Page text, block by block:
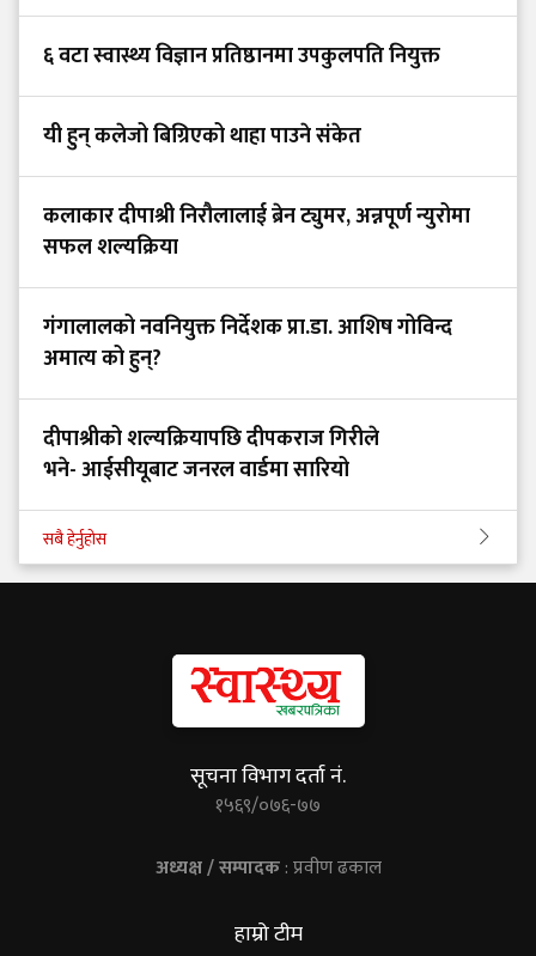
६ वटा स्वास्थ्य विज्ञान प्रतिष्ठानमा उपकुलपति नियुक्त
यी हुन् कलेजो बिग्रिएको थाहा पाउने संकेत
कलाकार दीपाश्री निरौलालाई ब्रेन ट्युमर, अन्नपूर्ण न्युरोमा
सफल शल्यक्रिया
गंगालालको नवनियुक्त निर्देशक प्रा.डा. आशिष गोविन्द
अमात्य को हुन्?
दीपाश्रीको शल्यक्रियापछि दीपकराज गिरीले
भने- आईसीयूबाट जनरल वार्डमा सारियो
सबै हेर्नुहोस
सूचना विभाग दर्ता नं.
१५६९/०७६-७७
अध्यक्ष / सम्पादक: प्रवीण ढकाल
हाम्रो टीम